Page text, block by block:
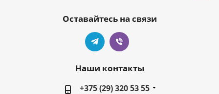
Оставайтесь на связи
Наши контакты
+375 (29) 320 53 55